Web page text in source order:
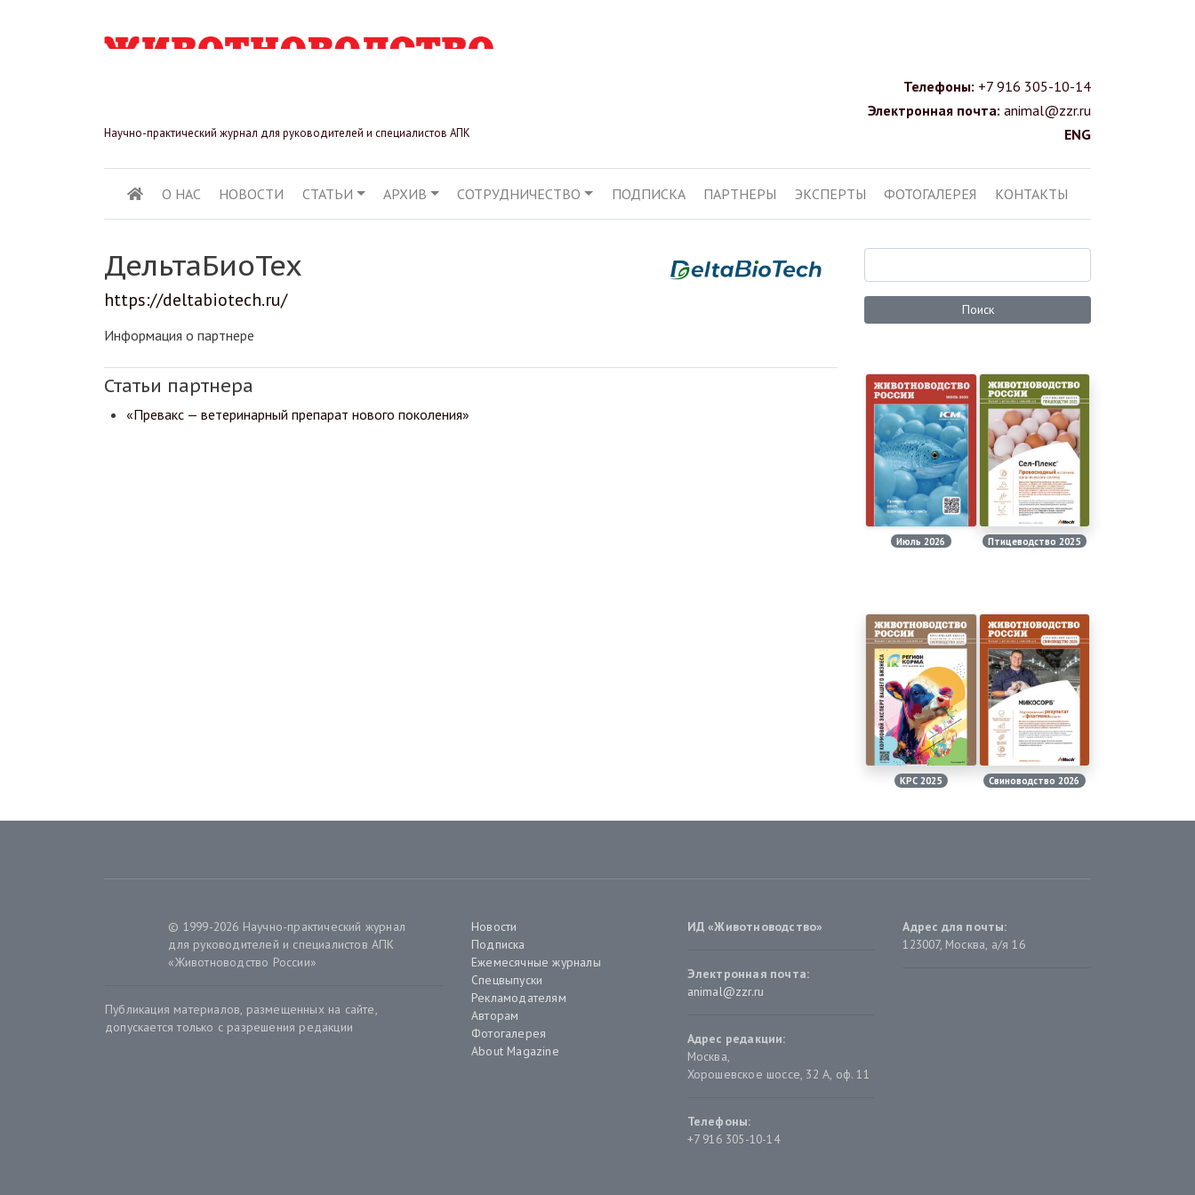
Научно-практический журнал для руководителей и специалистов АПК
Телефоны: +7 916 305-10-14
Электронная почта: animal@zzr.ru
ENG
ОСНОВНАЯ НАВИГАЦИЯ
О НАС НОВОСТИ СТАТЬИ АРХИВ СОТРУДНИЧЕСТВО ПОДПИСКА ПАРТНЕРЫ ЭКСПЕРТЫ ФОТОГАЛЕРЕЯ КОНТАКТЫ
ДельтаБиоТех
https://deltabiotech.ru/
Информация о партнере
Статьи партнера
«Превакс — ветеринарный препарат нового поколения»
Поиск
Июль 2026 Птицеводство 2025
КРС 2025 Свиноводство 2026
© 1999-2026 Научно-практический журнал
для руководителей и специалистов АПК
«Животноводство России»
Публикация материалов, размещенных на сайте,
допускается только с разрешения редакции
Новости
Подписка
Ежемесячные журналы
Спецвыпуски
Рекламодателям
Авторам
Фотогалерея
About Magazine
ИД «Животноводство»
Электронная почта:
animal@zzr.ru
Адрес редакции:
Москва,
Хорошевское шоссе, 32 А, оф. 11
Телефоны:
+7 916 305-10-14
Адрес для почты:
123007, Москва, а/я 16